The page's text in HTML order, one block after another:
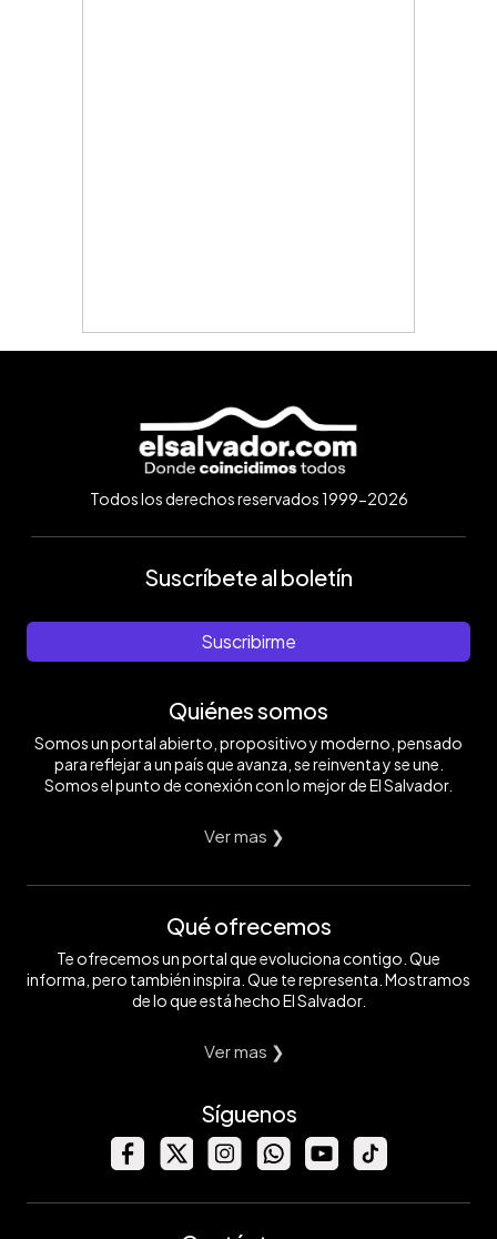
Todos los derechos reservados 1999-2026
Suscríbete al boletín
Suscribirme
Quiénes somos
Somos un portal abierto, propositivo y moderno, pensado
para reflejar a un país que avanza, se reinventa y se une.
Somos el punto de conexión con lo mejor de El Salvador.
Ver mas ❯
Qué ofrecemos
Te ofrecemos un portal que evoluciona contigo. Que
informa, pero también inspira. Que te representa. Mostramos
de lo que está hecho El Salvador.
Ver mas ❯
Síguenos